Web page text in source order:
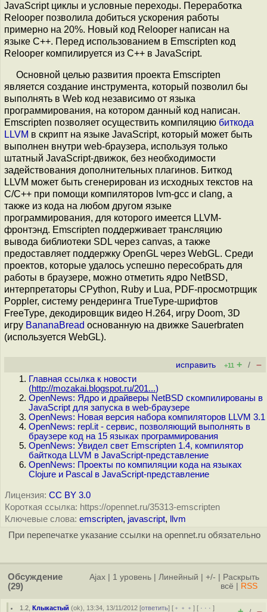
JavaScript циклы и условные переходы. Переработка
Relooper позволила добиться ускорения работы
примерно на 20%. Новый код Relooper написан на
языке C++. Перед использованием в Emscripten код
Relooper компилируется из С++ в JavaScript.
Основной целью развития проекта Emscripten
является создание инструмента, который позволил бы
выполнять в Web код независимо от языка
программирования, на котором данный код написан.
Emscripten позволяет осуществить компиляцию биткода
LLVM в скрипт на языке JavaScript, который может быть
выполнен внутри web-браузера, используя только
штатный JavaScript-движок, без необходимости
задействования дополнительных плагинов. Биткод
LLVM может быть сгенерирован из исходных текстов на
C/C++ при помощи компиляторов lvm-gcc и clang, а
также из кода на любом другом языке
программирования, для которого имеется LLVM-
фронтэнд. Emscripten поддерживает трансляцию
вывода библиотеки SDL через canvas, а также
предоставляет поддержку OpenGL через WebGL. Среди
проектов, которые удалось успешно пересобрать для
работы в браузере, можно отметить ядро NetBSD,
интерпретаторы CPython, Ruby и Lua, PDF-просмотрщик
Poppler, систему рендеринга TrueType-шрифтов
FreeType, декодировщик видео H.264, игру Doom, 3D
игру BananaBread основанную на движке Sauerbraten
(используется WebGL).
исправить +11 + / –
Главная ссылка к новости
(http://mozakai.blogspot.ru/201...)
OpenNews: Ядро и драйверы NetBSD скомпилированы в
JavaScript для запуска в web-браузере
OpenNews: Новая версия набора компиляторов LLVM 3.1
OpenNews: repl.it - сервис, позволяющий выполнять в
браузере код на 15 языках программирования
OpenNews: Увидел свет Emscripten 1.4, компилятор
байткода LLVM в JavaScript-представление
OpenNews: Проекты по компиляции кода на языках
Clojure и Pascal в JavaScript-представление
Лицензия: CC BY 3.0
Короткая ссылка: https://opennet.ru/35313-emscripten
Ключевые слова: emscripten, javascript,
llvm
При перепечатке указание ссылки на opennet.ru обязательно
Обсуждение
(29)
Ajax 1 уровень Линейный +/-
Раскрыть
всё
RSS
1.2 ,Клыкастый (ok), 13:34, 13/11/2012 [ответить] [ ﹢﹢﹢] [ · · ·]